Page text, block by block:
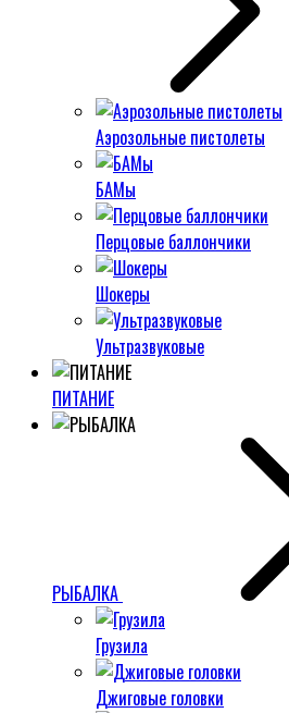
Аэрозольные пистолеты
БАМы
Перцовые баллончики
Шокеры
Ультразвуковые
ПИТАНИЕ
РЫБАЛКА
Грузила
Джиговые головки